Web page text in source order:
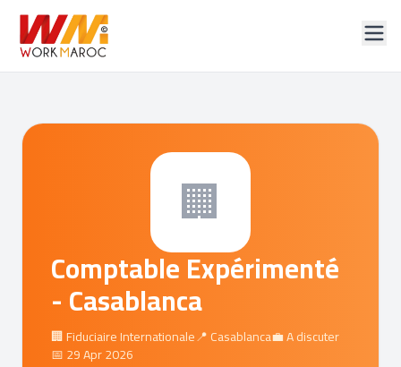
🏢
Comptable Expérimenté
- Casablanca
🏢 Fiduciaire Internationale📍 Casablanca💼 A discuter
📅 29 Apr 2026